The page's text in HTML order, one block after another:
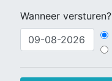
Wanneer versturen?